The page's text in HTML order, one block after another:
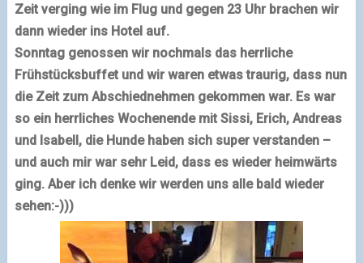
Zeit verging wie im Flugund gegen 23 Uhr brachen wir
dann wieder ins Hotel auf.
Sonntag genossen wir nochmals das herrliche
Frühstücksbuffet und wir waren etwas traurig, dass nun
die Zeit zum Abschiednehmen gekommen war. Es war
so ein herrliches Wochenende mit Sissi, Erich, Andreas
und Isabell, die Hunde haben sich super verstanden –
und auch mir war sehr Leid, dass es wieder heimwärts
ging. Aber ich denke wir werden uns alle bald wieder
sehen:-)))